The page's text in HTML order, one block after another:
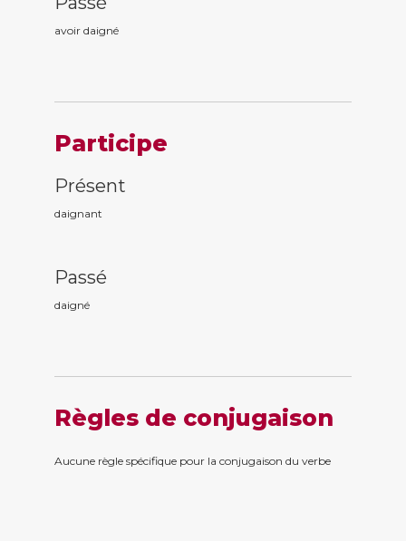
avoir daigné
Participe
Présent
daignant
Passé
daigné
Règles de conjugaison
Aucune règle spécifique pour la conjugaison du verbe